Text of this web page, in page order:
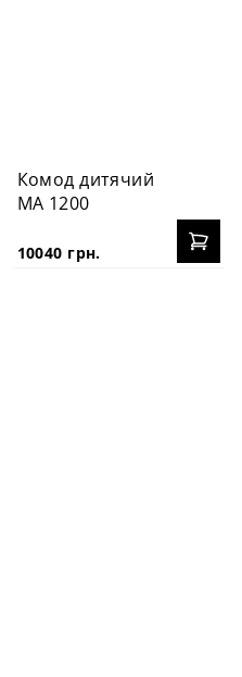
Комод дитячий
MA 1200
10040 грн.